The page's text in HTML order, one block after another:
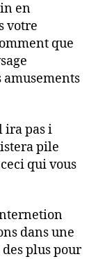
elle
pause
absorber
en
votre
que
amusements
ira pas i
pile
qui vous
dans une
des plus pour